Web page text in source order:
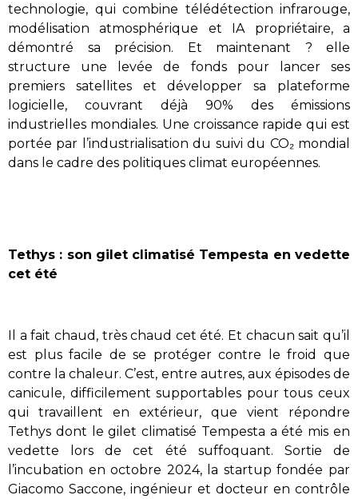
technologie, qui combine télédétection infrarouge,
modélisation atmosphérique et IA propriétaire, a
démontré sa précision. Et maintenant ? elle
structure une levée de fonds pour lancer ses
premiers satellites et développer sa plateforme
logicielle, couvrant déjà 90% des émissions
industrielles mondiales. Une croissance rapide qui est
portée par l’industrialisation du suivi du CO₂ mondial
dans le cadre des politiques climat européennes.
Tethys : son gilet climatisé Tempesta en vedette
cet été
Il a fait chaud, très chaud cet été. Et chacun sait qu’il
est plus facile de se protéger contre le froid que
contre la chaleur. C’est, entre autres, aux épisodes de
canicule, difficilement supportables pour tous ceux
qui travaillent en extérieur, que vient répondre
Tethys dont le gilet climatisé Tempesta a été mis en
vedette lors de cet été suffoquant. Sortie de
l’incubation en octobre 2024, la startup fondée par
Giacomo Saccone, ingénieur et docteur en contrôle